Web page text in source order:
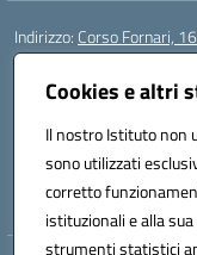
Cookies e altri
Il nostro Istituto non
sono utilizzati
corretto
istituzionali e alla
strumenti statistici
Indirizzo: Corso Fornari,
Centralino:+39 080
Posta elettronica
Codice fiscale:
Codice meccanografico:
Codice unico di